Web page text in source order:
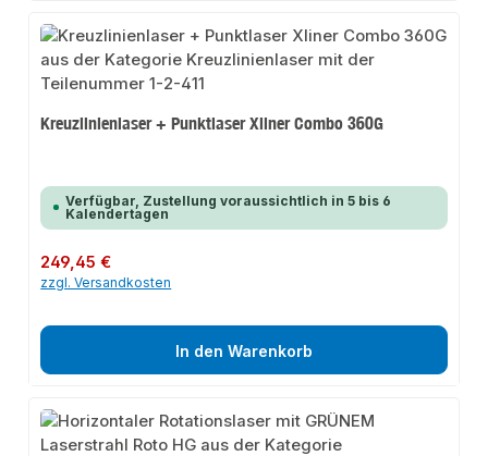
Kreuzlinienlaser + Punktlaser Xliner Combo 360G
Verfügbar, Zustellung voraussichtlich in 5 bis 6
Kalendertagen
Regulärer Preis:
249,45 €
zzgl. Versandkosten
In den Warenkorb